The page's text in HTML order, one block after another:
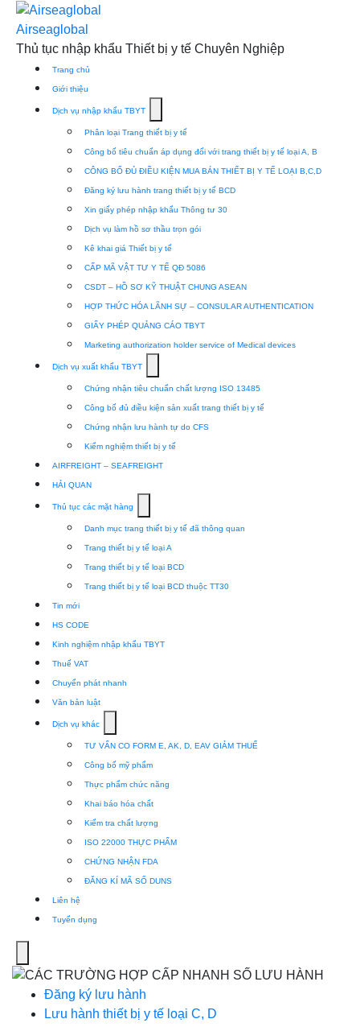
Skip
content
Airseaglobal
Thủ tục nhập khẩu Thiết bị y tế Chuyên Nghiệp
Trang chủ
Giới thiệu
Dịch vụ nhập khẩu TBYT
submenu
for
Dịch
nhập
khẩu
TBYT
Phân loại Trang thiết bị y tế
Công bố tiêu chuẩn áp dụng đối với trang thiết bị y tế loại A, B
CÔNG BỐ ĐỦ ĐIỀU KIỆN MUA BÁN THIẾT BỊ Y TẾ LOẠI B,C,D
Đăng ký lưu hành trang thiết bị y tế BCD
Xin giấy phép nhập khẩu Thông tư 30
Dịch vụ làm hồ sơ thầu trọn gói
Kê khai giá Thiết bị y tế
CẤP MÃ VẬT TƯ Y TẾ QĐ 5086
CSDT – HỒ SƠ KỸ THUẬT CHUNG ASEAN
HỢP THỨC HÓA LÃNH SỰ – CONSULAR AUTHENTICATION
GIẤY PHÉP QUẢNG CÁO TBYT
Marketing authorization holder service of Medical devices
Dịch vụ xuất khẩu TBYT
submenu
for
Dịch
vụ
xuất
Chứng nhận tiêu chuẩn chất lượng ISO 13485
Công bố đủ điều kiện sản xuất trang thiết bị y tế
Chứng nhận lưu hành tự do CFS
Kiểm nghiệm thiết bị y tế
AIRFREIGHT – SEAFREIGHT
HẢI QUAN
Thủ tục các mặt hàng
submenu
for
Thủ
tục
hàng
Danh mục trang thiết bị y tế đã thông quan
Trang thiết bị y tế loại A
Trang thiết bị y tế loại BCD
Trang thiết bị y tế loại BCD thuộc TT30
Tin mới
HS CODE
Kinh nghiệm nhập khẩu TBYT
Thuế VAT
Chuyển phát nhanh
Văn bản luật
Dịch vụ khác
submenu
for
Dịch
vụ
khác
TƯ VẤN CO FORM E, AK, D, EAV GIẢM THUẾ
Công bố mỹ phẩm
Thực phẩm chức năng
Khai báo hóa chất
Kiểm tra chất lượng
ISO 22000 THỰC PHẨM
CHỨNG NHẬN FDA
ĐĂNG KÍ MÃ SỐ DUNS
Liên hệ
Tuyển dụng
Đăng ký lưu hành
Lưu hành thiết bị y tế loại C, D